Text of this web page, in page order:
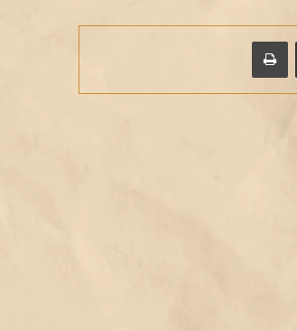
مشاركة عبر البريد طباعة